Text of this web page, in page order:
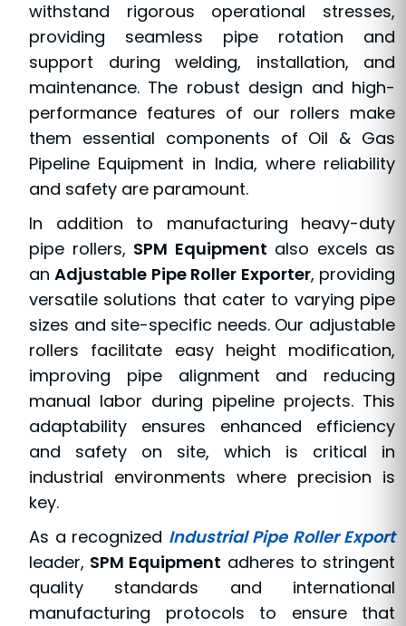
withstand rigorous operational stresses,
providing seamless pipe rotation and
support during welding, installation, and
maintenance. The robust design and high-
performance features of our rollers make
them essential components of Oil & Gas
Pipeline Equipment in India, where reliability
and safety are paramount.
In addition to manufacturing heavy-duty
pipe rollers, SPM Equipment also excels as
anAdjustable Pipe Roller Exporter, providing
versatile solutions that cater to varying pipe
sizes and site-specific needs. Our adjustable
rollers facilitate easy height modification,
improving pipe alignment and reducing
manual labor during pipeline projects. This
adaptability ensures enhanced efficiency
and safety on site, which is critical in
industrial environments where precision is
key.
As a recognized Industrial Pipe Roller Export
leader, SPM Equipment adheres to stringent
quality standards and international
manufacturing protocols to ensure that